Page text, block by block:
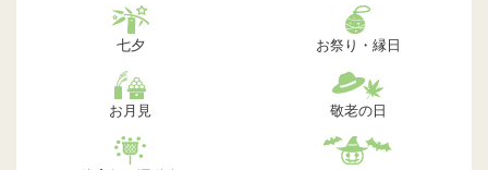
七夕 お祭り・縁日
お月見 敬老の日